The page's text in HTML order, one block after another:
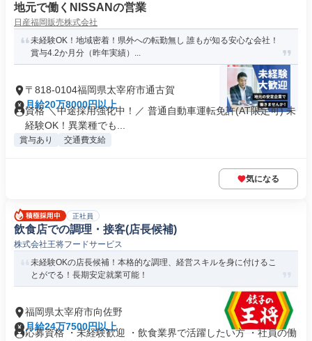
地元で働くNISSANの営業
日産福岡販売株式会社
未経験OK！地域密着！県外への転勤無し 誰もが知る安心な会社！
賞与4.2か月分（昨年実績）...
〒818-0104福岡県太宰府市通古賀
月給20万8000円以上
資格 ＼中途採用強化中！／ 普通自動車運転免許(AT限定可) 未
経験OK！異業種でも...
賞与あり 交通費支給
気になる
正社員
飲食店での調理・接客(店長候補)
株式会社王将フードサービス
未経験OKの店長候補！本格的な調理、経営スキルを身に付けるこ
とがでる！長期安定就業可能！
福岡県太宰府市向佐野
月給24万7500円以上
応募資格 ・未経験歓迎 ・飲食業界で活躍したい方 ・社員の働